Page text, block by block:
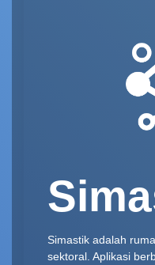
Simastik adalah
sektoral. Aplikasi